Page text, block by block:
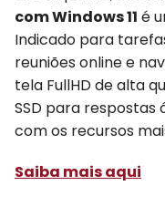
com Windows 11 é
Indicado para
reuniões online e
tela FullHD de alta
SSD para
com os recursos
Saiba mais aqui